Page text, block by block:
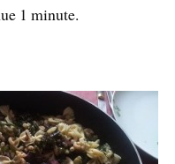
1 minute.